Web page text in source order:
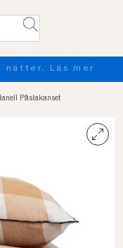
Läs mer
Påslakanset